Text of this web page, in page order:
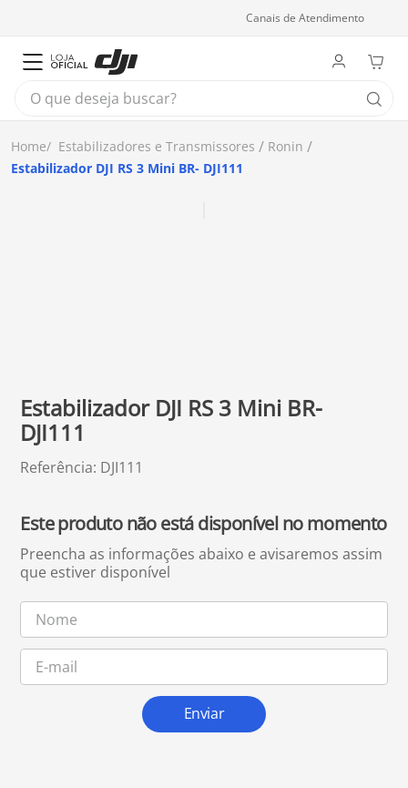
Canais de Atendimento
O que deseja buscar?
Estabilizadores e Transmissores
Ronin
Estabilizador DJI RS 3 Mini BR- DJI111
Estabilizador DJI RS 3 Mini BR-
DJI111
Referência: DJI111
Este produto não está disponível no momento
Enviar